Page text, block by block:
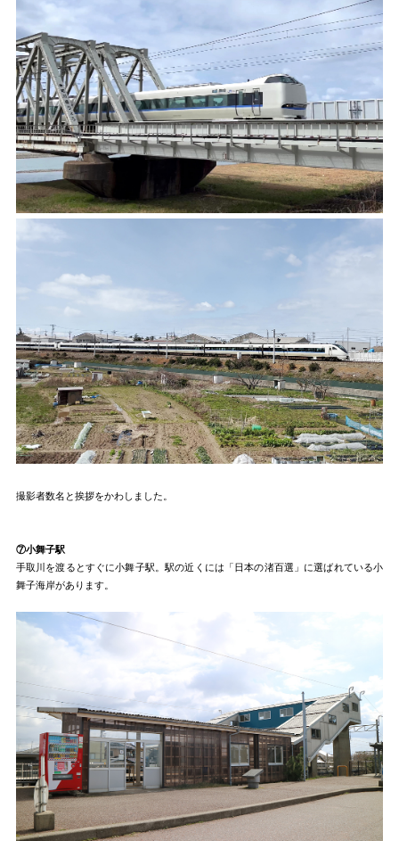
撮影者数名と挨拶をかわしました。
⑦小舞子駅
手取川を渡るとすぐに小舞子駅。駅の近くには「日本の渚百選」に選ばれている小
舞子海岸があります。